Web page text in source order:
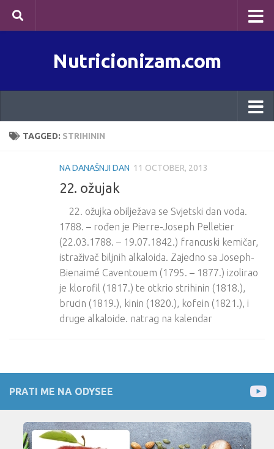
Skip to content
Nutricionizam.com
TAGGED: STRIHININ
NA DANAŠNJI DAN 11 OCTOBER, 2013
22. ožujak
22. ožujka obilježava se Svjetski dan voda.
1788. – rođen je Pierre-Joseph Pelletier
(22.03.1788. – 19.07.1842.) francuski kemičar,
istraživač biljnih alkaloida. Zajedno sa Joseph-
Bienaimé Caventouem (1795. – 1877.) izolirao
je klorofil (1817.) te otkrio strihinin (1818.),
brucin (1819.), kinin (1820.), kofein (1821.), i
druge alkaloide. natrag na kalendar
PRATI ME NA ODYSEE